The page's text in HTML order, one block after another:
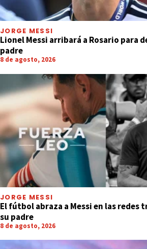
JORGE MESSI
Lionel Messi arribará a Rosario para
padre
8 de agosto, 2026
JORGE MESSI
El fútbol abraza a Messi en las redes
su padre
8 de agosto, 2026